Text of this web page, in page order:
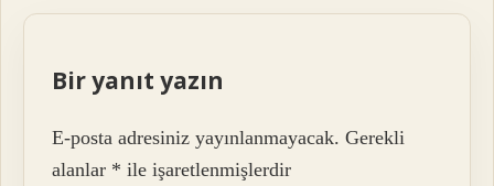
Bir yanıt yazın
E-posta adresiniz yayınlanmayacak. Gerekli
alanlar * ile işaretlenmişlerdir